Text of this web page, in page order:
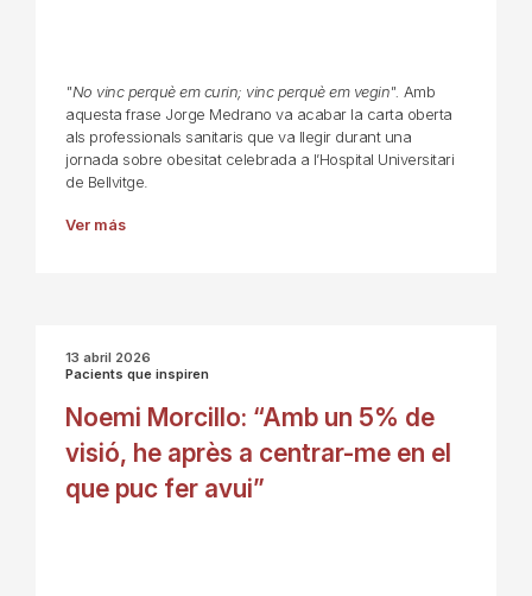
"No vinc perquè em curin; vinc perquè em vegin". Amb
aquesta frase Jorge Medrano va acabar la carta oberta
als professionals sanitaris que va llegir durant una
jornada sobre obesitat celebrada a l’Hospital Universitari
de Bellvitge.
Ver más
13 abril 2026
Pacients que inspiren
Noemi Morcillo: “Amb un 5% de
visió, he après a centrar-me en el
que puc fer avui”